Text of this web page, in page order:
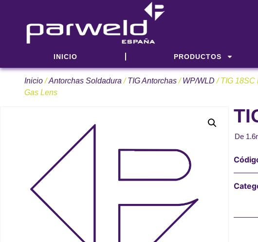
INICIO PRODUCTOS
Inicio/Antorchas Soldadura /TIG Antorchas/WP/WLD / TIG 18SC
Gas Lens
De